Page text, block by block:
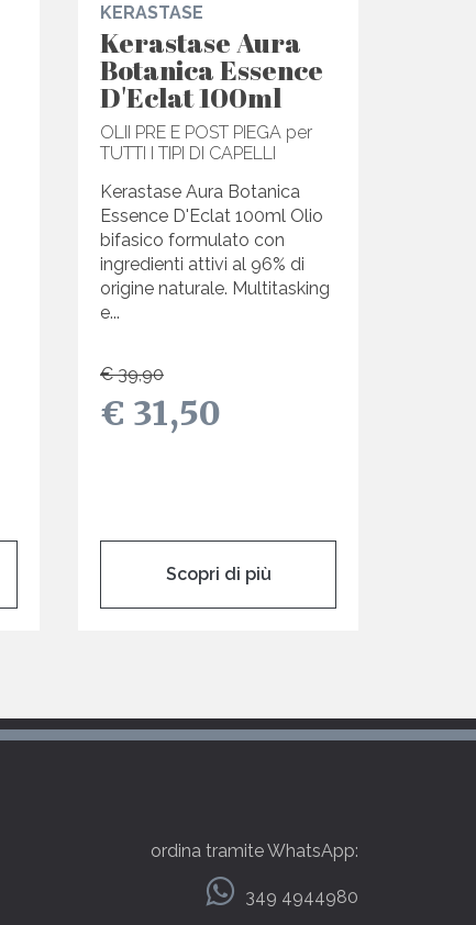
KERASTASE
Kerastase Aura
Botanica Essence
D'Eclat 100ml
OLII PRE E POST PIEGA per
TUTTI I TIPI DI CAPELLI
Kerastase Aura Botanica
Essence D'Eclat 100ml Olio
bifasico formulato con
ingredienti attivi al 96% di
origine naturale. Multitasking
e...
€ 39,90
€ 31,50
Scopri di più
ordina tramite WhatsApp:
349 4944980